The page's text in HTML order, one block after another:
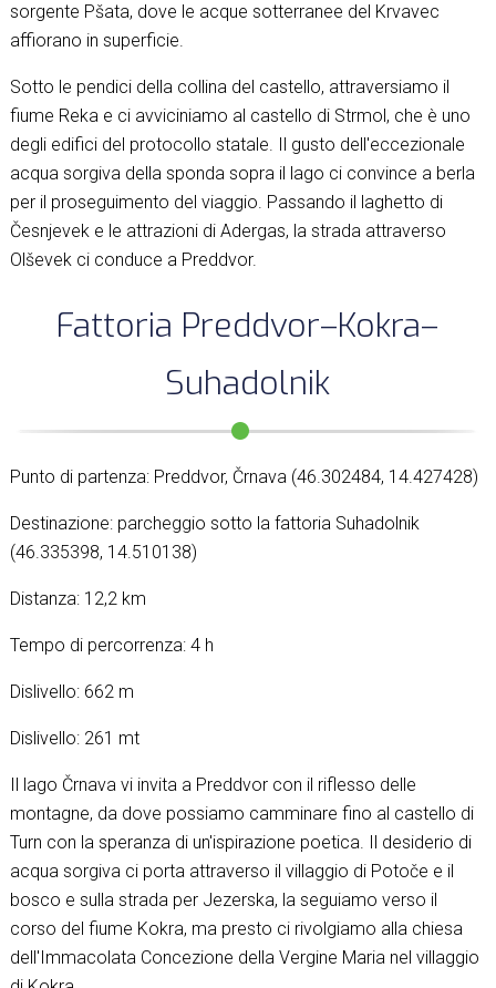
sorgente Pšata, dove le acque sotterranee del Krvavec
affiorano in superficie.
Sotto le pendici della collina del castello, attraversiamo il
fiume Reka e ci avviciniamo al castello di Strmol, che è uno
degli edifici del protocollo statale. Il gusto dell'eccezionale
acqua sorgiva della sponda sopra il lago ci convince a berla
per il proseguimento del viaggio. Passando il laghetto di
Česnjevek e le attrazioni di Adergas, la strada attraverso
Olševek ci conduce a Preddvor.
Fattoria Preddvor–Kokra–
Suhadolnik
Punto di partenza: Preddvor, Črnava (46.302484, 14.427428)
Destinazione: parcheggio sotto la fattoria Suhadolnik
(46.335398, 14.510138)
Distanza: 12,2 km
Tempo di percorrenza: 4 h
Dislivello: 662 m
Dislivello: 261 mt
Il lago Črnava vi invita a Preddvor con il riflesso delle
montagne, da dove possiamo camminare fino al castello di
Turn con la speranza di un'ispirazione poetica. Il desiderio di
acqua sorgiva ci porta attraverso il villaggio di Potoče e il
bosco e sulla strada per Jezerska, la seguiamo verso il
corso del fiume Kokra, ma presto ci rivolgiamo alla chiesa
dell'Immacolata Concezione della Vergine Maria nel villaggio